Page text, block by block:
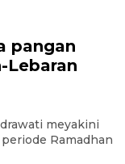
pangan
Lebaran
meyakini
Ramadhan